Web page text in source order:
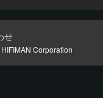
せ
Corporation